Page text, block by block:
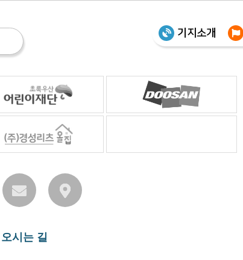
기지소개
오시는 길